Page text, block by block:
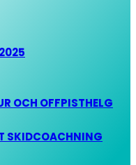
OCH OFFPISTHELG
SKIDCOACHNING